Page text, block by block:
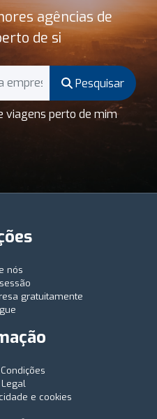
agências de
de si
Pesquisar
viagens perto de mim
nós
gratuitamente
e cookies